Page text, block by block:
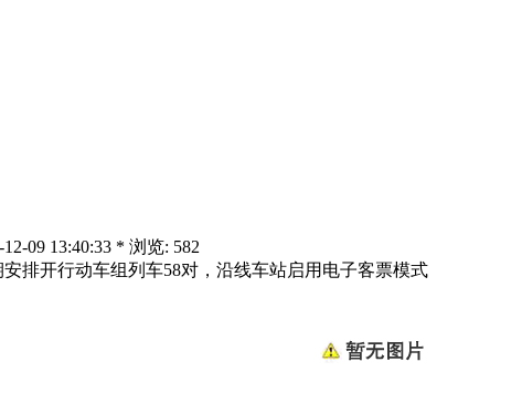
09 13:40:33 * 浏览: 582
排开行动车组列车58对，沿线车站启用电子客票模式